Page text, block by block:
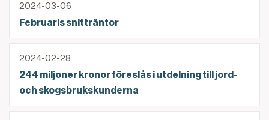
2024-03-06
Februaris snitträntor
2024-02-28
244 miljoner kronor föreslås i utdelning till jord-
och skogsbrukskunderna